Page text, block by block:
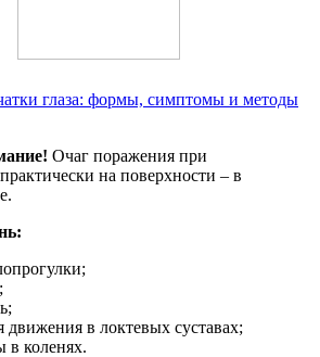
глаза: формы, симптомы и методы
Очаг поражения при
на поверхности – в
в локтевых суставах;
в коленях.